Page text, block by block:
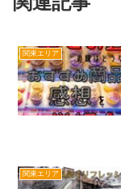
関東エリア
関東エリア